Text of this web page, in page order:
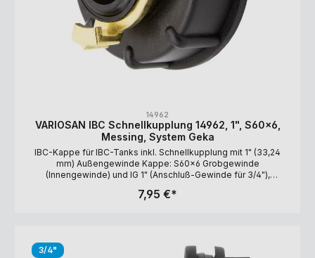
14962
VARIOSAN IBC Schnellkupplung 14962, 1", S60x6,
Messing, System Geka
IBC-Kappe für IBC-Tanks inkl. Schnellkupplung mit 1" (33,24
mm) Außengewinde Kappe: S60x6 Grobgewinde
(Innengewinde) und IG 1" (Anschluß-Gewinde für 3/4"),
Außengewinde, Messing Lieferumfang: IBC-Kappe,
7,95 €*
3/4"